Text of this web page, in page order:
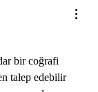
bir coğrafi
talep edebilir